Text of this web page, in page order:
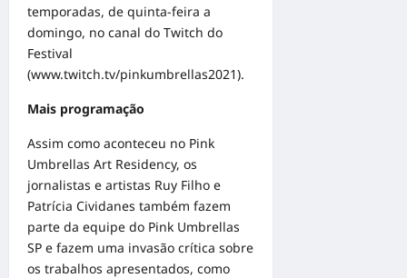
temporadas, de quinta-feira a
domingo, no canal do Twitch do
Festival
(www.twitch.tv/pinkumbrellas2021).
Mais programação
Assim como aconteceu no Pink
Umbrellas Art Residency, os
jornalistas e artistas Ruy Filho e
Patrícia Cividanes também fazem
parte da equipe do Pink Umbrellas
SP e fazem uma invasão crítica sobre
os trabalhos apresentados, como